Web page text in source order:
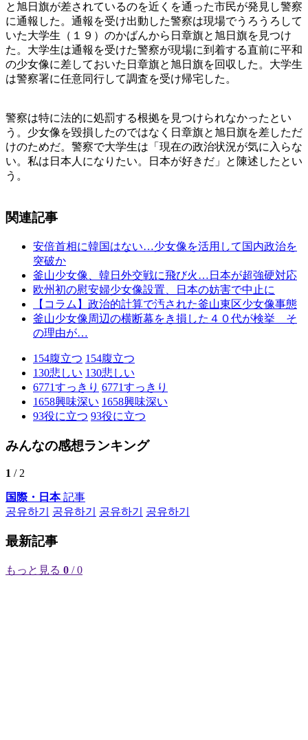
と旭日旗が差されているのを近くを通った市民が発見し警察
に通報した。通報を受け出動した警察は現場でうろうろして
いた大学生（１９）のかばんから日章旗と旭日旗を見つけ
た。大学生は通報を受けた警察が現場に到着する直前に平和
の少女像に差しておいた日章旗と旭日旗を回収した。大学生
は警察署に任意同行して調査を受け帰宅した。
警察は特に法的に処罰する根拠を見つけられなかったとい
う。少女像を毀損したのではなく日章旗と旭日旗を差しただ
けのためだ。警察で大学生は「現在の政治状況が気に入らな
い。私は日本人になりたい。日本が好きだ」と陳述したとい
う。
関連記事
安倍首相に韓国はない…少女像を活用して国内政治を
突破か
釜山少女像、韓日外交戦に飛び火…日本が超強硬対応
欧州初の慰安婦少女像設置、日本の妨害で中止に
【コラム】政治的計算で汚された釜山東区少女像事態
釜山少女像周辺の横断幕をき損した４０代が検挙 そ
の理由が…
154腹立つ 154腹立つ
130悲しい 130悲しい
6771すっきり 6771すっきり
1658興味深い 1658興味深い
93役に立つ 93役に立つ
みんなの感想ランキング
1 / 2
国際・日本記事
공유하기
공유하기 공유하기 공유하기
最新記事
もっと見る 0 / 0